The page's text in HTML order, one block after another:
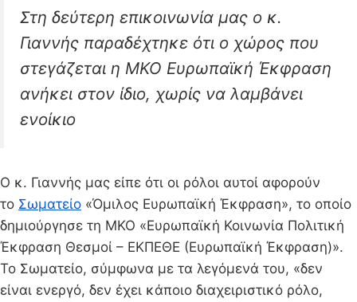
Στη δεύτερη επικοινωνία μας ο κ.
Γιαννής παραδέχτηκε ότι ο χώρος που
στεγάζεται η ΜΚΟ Ευρωπαϊκή Έκφραση
ανήκει στον ίδιο, χωρίς να λαμβάνει
ενοίκιο
Ο κ. Γιαννής μας είπε ότι οι ρόλοι αυτοί αφορούν
το Σωματείο «Όμιλος Ευρωπαϊκή Έκφραση», το οποίο
δημιούργησε τη ΜΚΟ «Ευρωπαϊκή Κοινωνία Πολιτική
Έκφραση Θεσμοί – ΕΚΠΕΘΕ (Ευρωπαϊκή Έκφραση)».
Το Σωματείο, σύμφωνα με τα λεγόμενά του, «δεν
είναι ενεργό, δεν έχει κάποιο διαχειριστικό ρόλο,